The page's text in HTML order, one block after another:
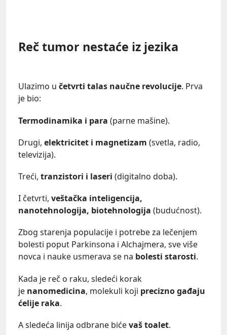
Reč tumor nestaće iz jezika
Ulazimo u četvrti talas naučne revolucije. Prva
je bio:
Termodinamika i para (parne mašine).
Drugi, elektricitet i magnetizam (svetla, radio,
televizija).
Treći, tranzistori i laseri (digitalno doba).
I četvrti, veštačka inteligencija,
nanotehnologija, biotehnologija (budućnost).
Zbog starenja populacije i potrebe za lečenjem
bolesti poput Parkinsona i Alchajmera, sve više
novca i nauke usmerava se na bolesti starosti.
Kada je reč o raku, sledeći korak
je nanomedicina, molekuli koji precizno gađaju
ćelije raka.
A sledeća linija odbrane bićevaš toalet.